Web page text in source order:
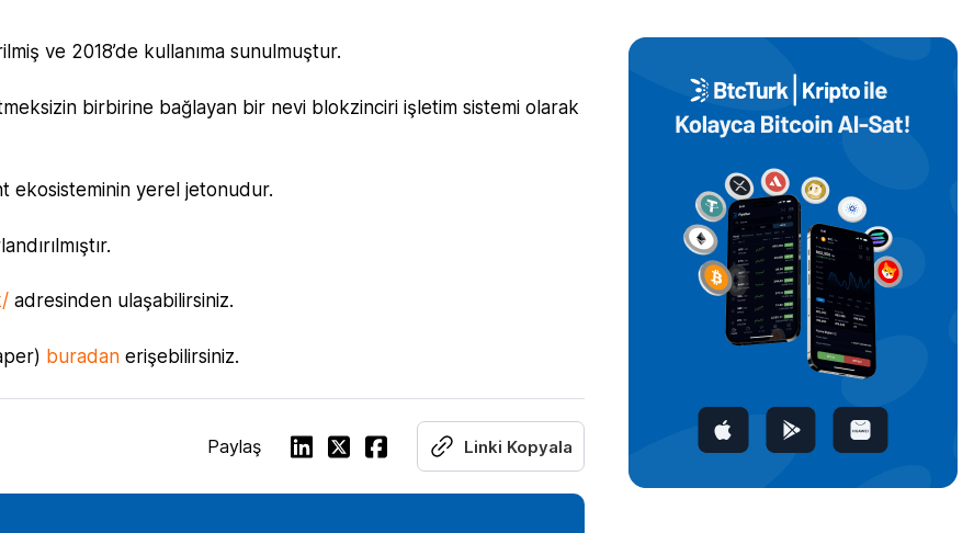
ve 2018’de kullanıma sunulmuştur.
birbirine bağlayan bir nevi blokzinciri işletim sistemi olarak
ekosisteminin yerel jetonudur.
adresinden ulaşabilirsiniz.
buradan erişebilirsiniz.
Paylaş Linki Kopyala